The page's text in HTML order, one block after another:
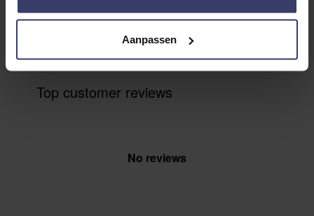
Aanpassen
Write a review Share your thoughts
Top customer reviews
No reviews